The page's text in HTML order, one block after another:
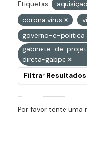
Etiquetas: aquisição
corona vírus
governo-e-politica
gabinete-de-
direta-gabpe
Filtrar Resultados
Por favor tente uma